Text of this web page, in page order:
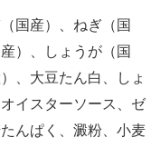
国産）、ねぎ（国
）、しょうが（国
、大豆たん白、しょ
イスターソース、ゼ
んぱく、澱粉、小麦